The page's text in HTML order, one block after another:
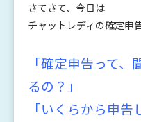
さてさて、今日は
チャットレディの確定申
「確定申告って
るの？」
「いくらから申告